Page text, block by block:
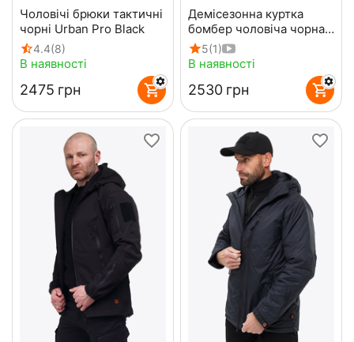
Чоловічі брюки тактичні
чорні Urban Pro Black
4.4(8)
В наявності
‍2475‍ грн
Демісезонна куртка
бомбер чоловіча чорна
5(1)
В наявності
‍2530‍ грн